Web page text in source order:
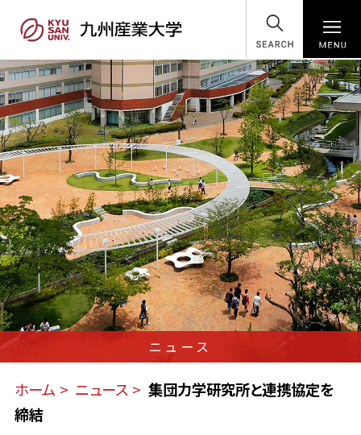
SEARCH
ニュース
ホーム ニュース
集団力学研究所と連携協定を
締結